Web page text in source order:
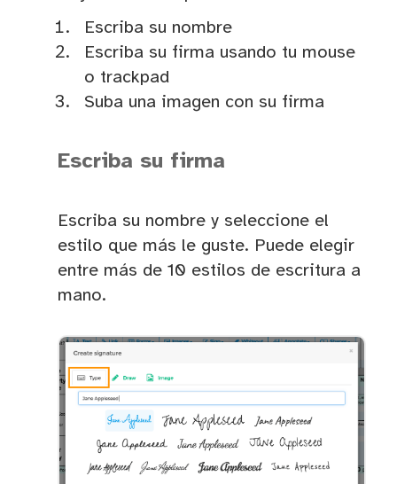
Escriba su nombre
Escriba su firma usando tu mouse
o trackpad
Suba una imagen con su firma
Escriba su firma
Escriba su nombre y seleccione el
estilo que más le guste. Puede elegir
entre más de 10 estilos de escritura a
mano.